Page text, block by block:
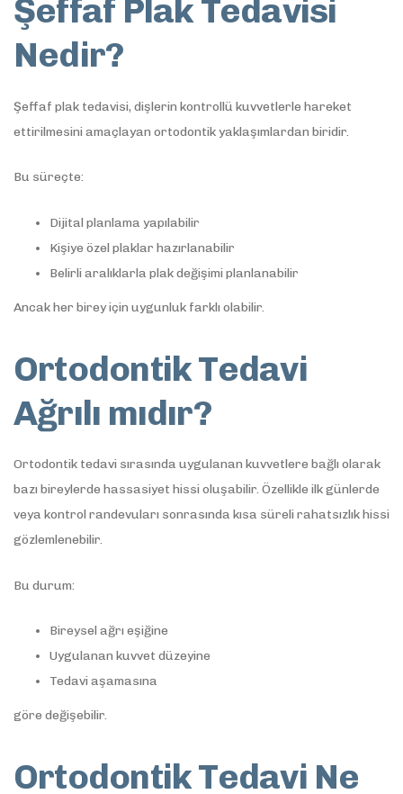
Şeffaf Plak Tedavisi
Nedir?
Şeffaf plak tedavisi, dişlerin kontrollü kuvvetlerle hareket
ettirilmesini amaçlayan ortodontik yaklaşımlardan biridir.
Bu süreçte:
Dijital planlama yapılabilir
Kişiye özel plaklar hazırlanabilir
Belirli aralıklarla plak değişimi planlanabilir
Ancak her birey için uygunluk farklı olabilir.
Ortodontik Tedavi
Ağrılı mıdır?
Ortodontik tedavi sırasında uygulanan kuvvetlere bağlı olarak
bazı bireylerde hassasiyet hissi oluşabilir. Özellikle ilk günlerde
veya kontrol randevuları sonrasında kısa süreli rahatsızlık hissi
gözlemlenebilir.
Bu durum:
Bireysel ağrı eşiğine
Uygulanan kuvvet düzeyine
Tedavi aşamasına
göre değişebilir.
Ortodontik Tedavi Ne